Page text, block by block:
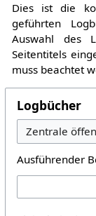
Dies ist die
geführten
Auswahl des
Seitentitels
muss beachtet
Logbücher
Ausführender